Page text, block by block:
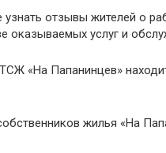
отзывы жителей о
оказываемых услуг и
«На Папанинцев»